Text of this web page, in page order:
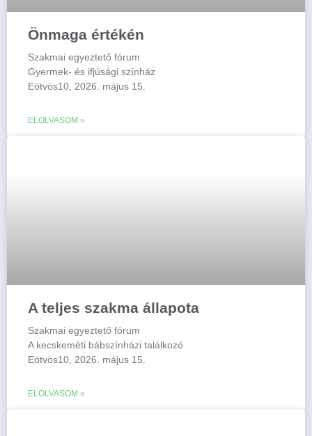
Önmaga értékén
Szakmai egyeztető fórum
Gyermek- és ifjúsági színház
Eötvös10, 2026. május 15.
ELOLVASOM »
A teljes szakma állapota
Szakmai egyeztető fórum
A kecskeméti bábszínházi találkozó
Eötvös10, 2026. május 15.
ELOLVASOM »